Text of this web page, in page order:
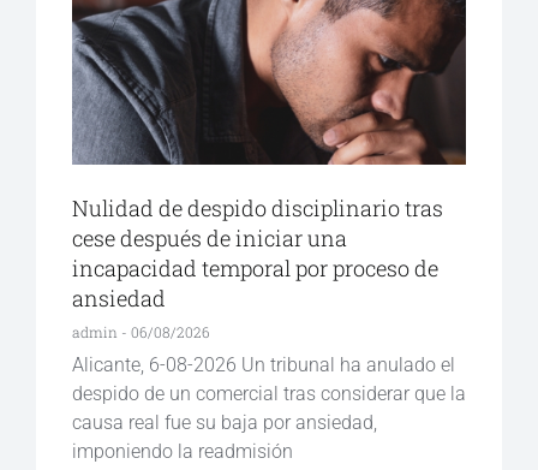
Nulidad de despido disciplinario tras
cese después de iniciar una
incapacidad temporal por proceso de
ansiedad
admin 06/08/2026
Alicante, 6-08-2026 Un tribunal ha anulado el
despido de un comercial tras considerar que la
causa real fue su baja por ansiedad,
imponiendo la readmisión